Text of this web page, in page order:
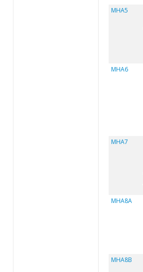
MHA5
MHA6
MHA7
MHA8A
MHA8B